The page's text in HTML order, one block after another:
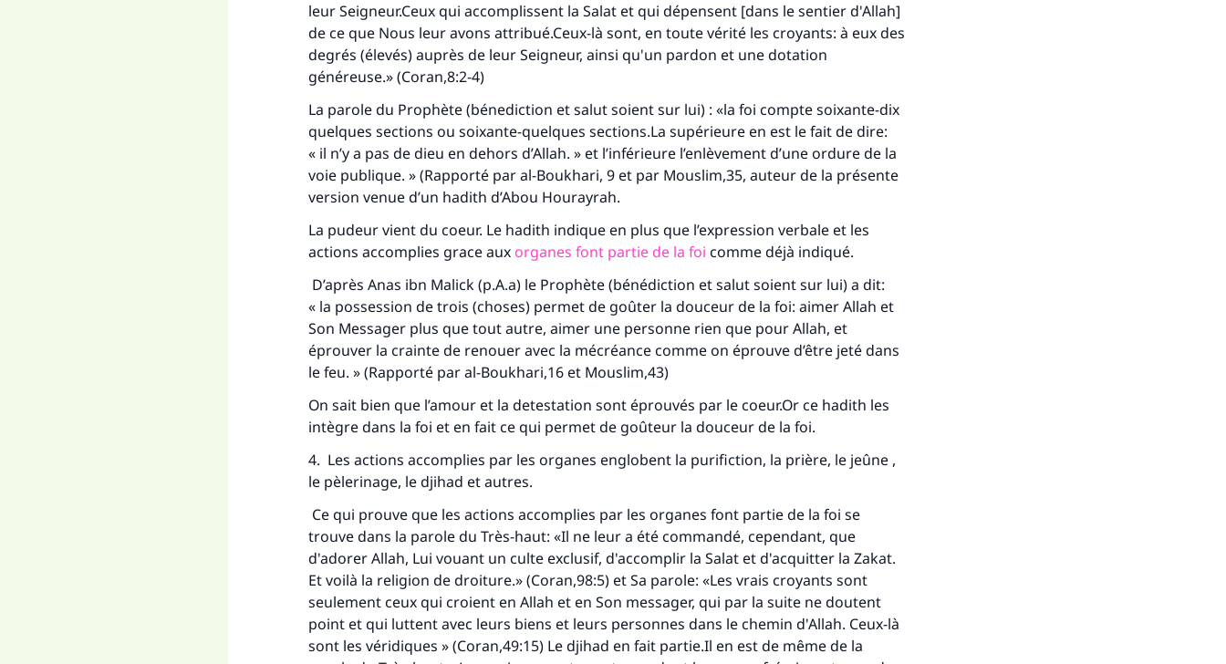
leur Seigneur.Ceux qui accomplissent la Salat et qui dépensent [dans le sentier d'Allah]
de ce que Nous leur avons attribué.Ceux-là sont, en toute vérité les croyants: à eux des
degrés (élevés) auprès de leur Seigneur, ainsi qu'un pardon et une dotation
généreuse.» (Coran,8:2-4)
La parole du Prophète (bénediction et salut soient sur lui) : «la foi compte soixante-dix
quelques sections ou soixante-quelques sections.La supérieure en est le fait de dire:
« il n’y a pas de dieu en dehors d’Allah. » et l’inférieure l’enlèvement d’une ordure de la
voie publique. » (Rapporté par al-Boukhari, 9 et par Mouslim,35, auteur de la présente
version venue d’un hadith d’Abou Hourayrah.
La pudeur vient du coeur. Le hadith indique en plus que l’expression verbale et les
actions accomplies grace aux organes font partie de la foi comme déjà indiqué.
D’après Anas ibn Malick (p.A.a) le Prophète (bénédiction et salut soient sur lui) a dit:
« la possession de trois (choses) permet de goûter la douceur de la foi: aimer Allah et
Son Messager plus que tout autre, aimer une personne rien que pour Allah, et
éprouver la crainte de renouer avec la mécréance comme on éprouve d’être jeté dans
le feu. » (Rapporté par al-Boukhari,16 et Mouslim,43)
On sait bien que l’amour et la detestation sont éprouvés par le coeur.Or ce hadith les
intègre dans la foi et en fait ce qui permet de goûteur la douceur de la foi.
4. Les actions accomplies par les organes englobent la purifiction, la prière, le jeûne ,
le pèlerinage, le djihad et autres.
Ce qui prouve que les actions accomplies par les organes font partie de la foi se
trouve dans la parole du Très-haut: «Il ne leur a été commandé, cependant, que
d'adorer Allah, Lui vouant un culte exclusif, d'accomplir la Salat et d'acquitter la Zakat.
Et voilà la religion de droiture.» (Coran,98:5) et Sa parole: «Les vrais croyants sont
seulement ceux qui croient en Allah et en Son messager, qui par la suite ne doutent
point et qui luttent avec leurs biens et leurs personnes dans le chemin d'Allah. Ceux-là
sont les véridiques » (Coran,49:15) Le djihad en fait partie.Il en est de même de la